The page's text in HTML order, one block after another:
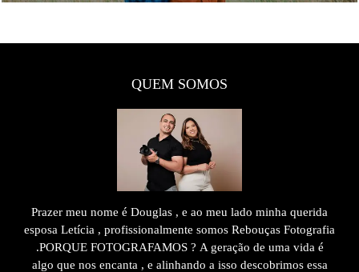
QUEM SOMOS
Prazer meu nome é Douglas , e ao meu lado minha querida
esposa Letícia , profissionalmente somos Rebouças Fotografia
.PORQUE FOTOGRAFAMOS ? A geração de uma vida é
algo que nos encanta , e alinhando a isso descobrimos essa